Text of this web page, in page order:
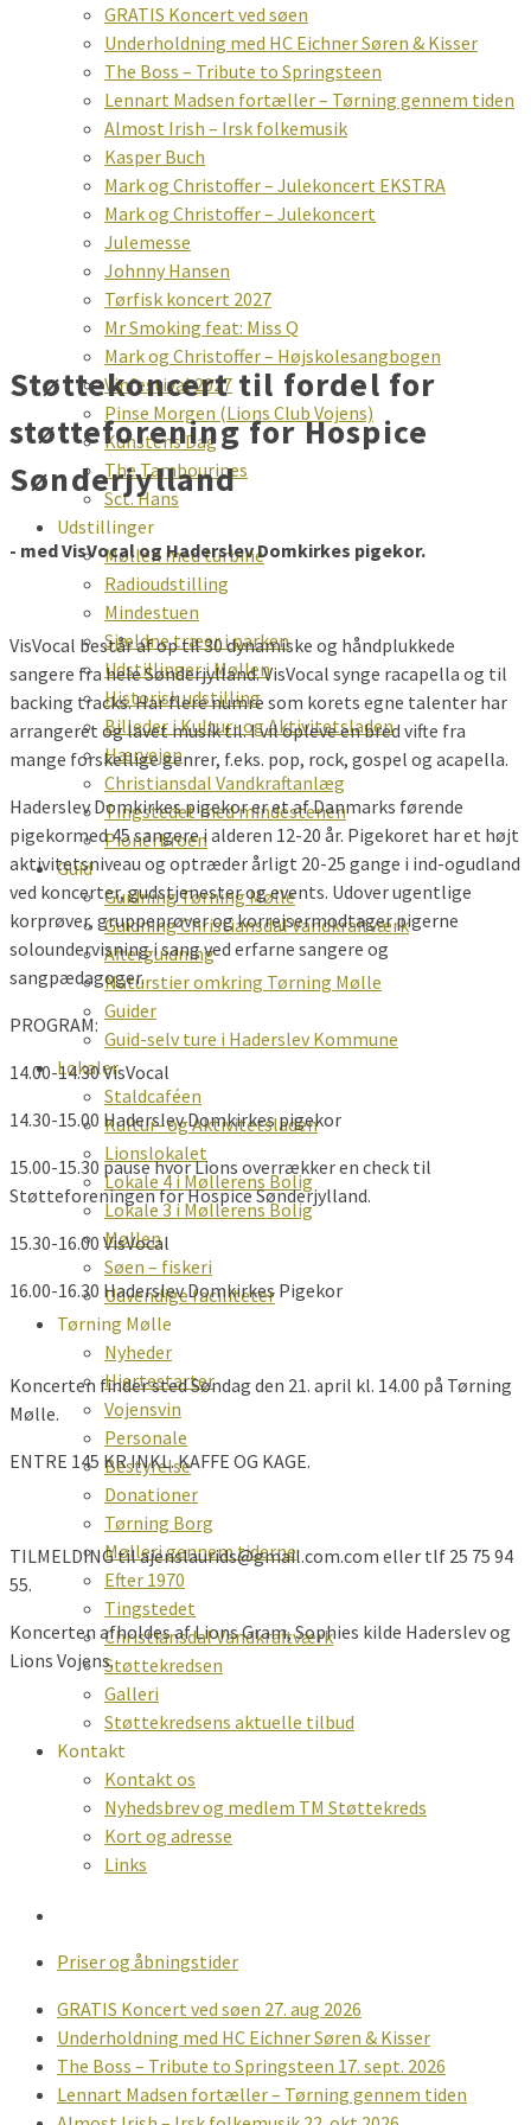
GRATIS Koncert ved søen
Underholdning med HC Eichner Søren & Kisser
The Boss – Tribute to Springsteen
Lennart Madsen fortæller – Tørning gennem tiden
Almost Irish – Irsk folkemusik
Kasper Buch
Mark og Christoffer – Julekoncert EKSTRA
Mark og Christoffer – Julekoncert
Julemesse
Johnny Hansen
Tørfisk koncert 2027
Mr Smoking feat: Miss Q
Mark og Christoffer – Højskolesangbogen
Vinfestival 2027
Pinse Morgen (Lions Club Vojens)
Kunstens Dag
The Tambourines
Sct. Hans
Udstillinger
Møllen med turbine
Radioudstilling
Mindestuen
Sjældne træer i parken
Udstillinger i Møllen
Historisk udstilling
Billeder i Kultur- og Aktivitetsladen
Hærvejen
Christiansdal Vandkraftanlæg
Tingstedet med mindestenen
Pionérbroen
Guid
Guidning Tørning Mølle
Guidning Christiansdal Vandkraftværk
Afterguidning
Naturstier omkring Tørning Mølle
Guider
Guid-selv ture i Haderslev Kommune
Lokaler
Staldcaféen
Kultur- og Aktivitetsladen
Lionslokalet
Lokale 4 i Møllerens Bolig
Lokale 3 i Møllerens Bolig
Møllen
Søen – fiskeri
Udvendige faciliteter
Tørning Mølle
Nyheder
Hjertestarter
Vojensvin
Personale
Bestyrelse
Donationer
Tørning Borg
Mølleri gennem tiderne
Efter 1970
Tingstedet
Christiansdal Vandkraftværk
Støttekredsen
Galleri
Støttekredsens aktuelle tilbud
Kontakt
Kontakt os
Nyhedsbrev og medlem TM Støttekreds
Kort og adresse
Links
Støttekoncert til fordel for
støtteforening for Hospice
Sønderjylland
- med VisVocal og Haderslev Domkirkes pigekor.
VisVocal består af op til 30 dynamiske og håndplukkede
sangere fra hele Sønderjylland. VisVocal synge racapella og til
backing tracks. Har flere numre som korets egne talenter har
arrangeret og lavet musik til. I vil opleve en bred vifte fra
mange forskellige genrer, f.eks. pop, rock, gospel og acapella.
Haderslev Domkirkes pigekor er et af Danmarks førende
pigekormed 45 sangere i alderen 12-20 år. Pigekoret har et højt
aktivitetsniveau og optræder årligt 20-25 gange i ind-ogudland
ved koncerter, gudstjenester og events. Udover ugentlige
korprøver, gruppeprøver og korrejsermodtager pigerne
soloundervisning i sang ved erfarne sangere og
sangpædagoger.
PROGRAM:
14.00-14.30 VisVocal
14.30-15.00 Haderslev Domkirkes pigekor
15.00-15.30 pause hvor Lions overrækker en check til
Støtteforeningen for Hospice Sønderjylland.
15.30-16.00 VisVocal
16.00-16.30 Haderslev Domkirkes Pigekor
Koncerten finder sted Søndag den 21. april kl. 14.00 på Tørning
Mølle.
ENTRE 145 KR INKL. KAFFE OG KAGE.
TILMELDING til ajenslaurids@gmail.com.com eller tlf 25 75 94
55.
Koncerten afholdes af Lions Gram, Sophies kilde Haderslev og
Lions Vojens.
Priser og åbningstider
GRATIS Koncert ved søen 27. aug 2026
Underholdning med HC Eichner Søren & Kisser
The Boss – Tribute to Springsteen 17. sept. 2026
Lennart Madsen fortæller – Tørning gennem tiden